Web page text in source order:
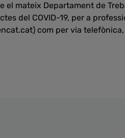
el mateix Departament de
del COVID-19, per a
com per via